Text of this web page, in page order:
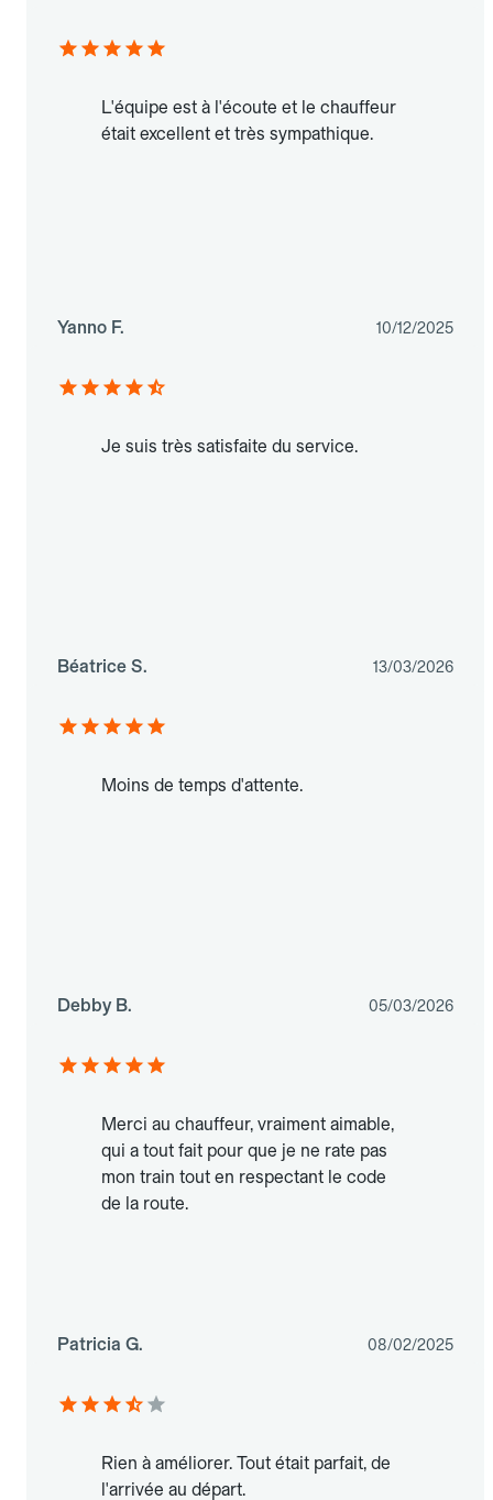
L'équipe est à l'écoute et le chauffeur
était excellent et très sympathique.
Yanno F. 10/12/2025
Je suis très satisfaite du service.
Béatrice S. 13/03/2026
Moins de temps d'attente.
Debby B. 05/03/2026
Merci au chauffeur, vraiment aimable,
qui a tout fait pour que je ne rate pas
mon train tout en respectant le code
de la route.
Patricia G. 08/02/2025
Rien à améliorer. Tout était parfait, de
l'arrivée au départ.